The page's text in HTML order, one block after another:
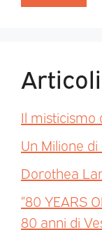
Il misticismo
Un Milione
Dorothea
“80 YEARS
80 anni di